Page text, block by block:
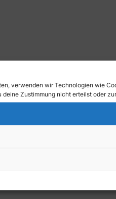
verwenden wir Technologien wie
deine Zustimmung nicht erteilst oder